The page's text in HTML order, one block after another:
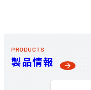
PRODUCTS
製品情報